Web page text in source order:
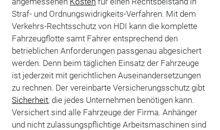
Straf- und Ordnungswidrigkeits-Verfahren. Mit dem
Verkehrs-Rechtsschutz von HDI kann die komplette
Fahrzeugflotte samt Fahrer entsprechend den
betrieblichen Anforderungen passgenau abgesichert
werden. Denn beim täglichen Einsatz der Fahrzeuge
ist jederzeit mit gerichtlichen Auseinandersetzungen
zu rechnen. Der vereinbarte Versicherungsschutz gibt
Sicherheit, die jedes Unternehmen benötigen kann.
Versichert sind alle Fahrzeuge der Firma. Anhänger
und nicht zulassungspflichtige Arbeitsmaschinen sind